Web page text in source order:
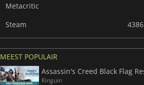
Metacritic
Steam
4386
MEEST POPULAIR
Kinguin